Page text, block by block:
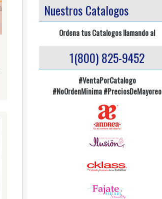
Nuestros Catalogos
Ordena tus Catalogos llamando al
1(800) 825-9452
#VentaPorCatalogo
#NoOrdenMinima#PreciosDeMayoreo